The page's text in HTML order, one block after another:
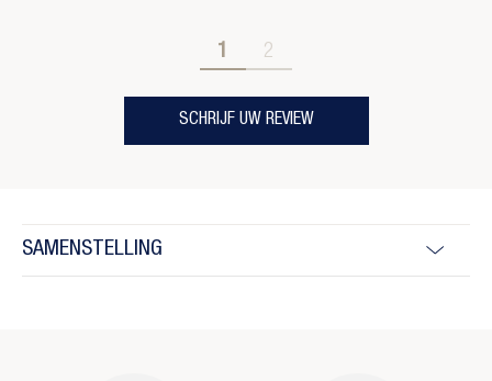
1 2
SCHRIJF UW REVIEW
SAMENSTELLING